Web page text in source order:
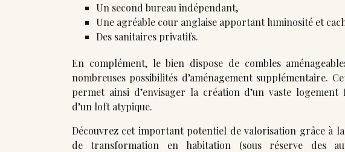
Un second bureau indépendant,
Une agréable cour anglaise apportant luminosité et
Des sanitaires privatifs.
En complément, le bien dispose de combles
nombreuses possibilités d’aménagement supplémentaire.
permet ainsi d’envisager la création d’un vaste logement
d’un loft atypique.
Découvrez cet important potentiel de valorisation grâce à
de transformation en habitation (sous réserve des